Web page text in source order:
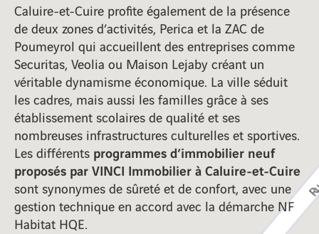
Caluire-et-Cuire profite également de la présence
de deux zones d’activités, Perica et la ZAC de
Poumeyrol qui accueillent des entreprises comme
Securitas, Veolia ou Maison Lejaby créant un
véritable dynamisme économique. La ville séduit
les cadres, mais aussi les familles grâce à ses
établissement scolaires de qualité et ses
nombreuses infrastructures culturelles et sportives.
Les différents programmes d’immobilier neuf
proposés par VINCI Immobilier à Caluire-et-Cuire
sont synonymes de sûreté et de confort, avec une
gestion technique en accord avec la démarche NF
Habitat HQE.